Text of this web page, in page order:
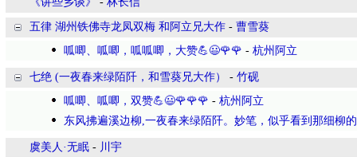
五律 湖州铁佛寺龙凤双梅 和阿立兄大作 - 曹雪葵
呱唧、呱唧，呱呱唧，大赞💪😃🌹🌹 - 杭州阿立
七绝 (一夜春来绿陌阡，和雪葵兄大作） - 竹砚
呱唧、呱唧，双赞💪😃🌹🌹🌹 - 杭州阿立
东风拂遍溪边柳,一夜春来绿陌阡。妙笔，似乎看到那细柳
虞美人·无眠 - 川宇